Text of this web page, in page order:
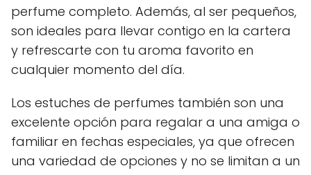
perfume completo. Además, al ser pequeños,
son ideales para llevar contigo en la cartera
y refrescarte con tu aroma favorito en
cualquier momento del día.
Los estuches de perfumes también son una
excelente opción para regalar a una amiga o
familiar en fechas especiales, ya que ofrecen
una variedad de opciones y no se limitan a un